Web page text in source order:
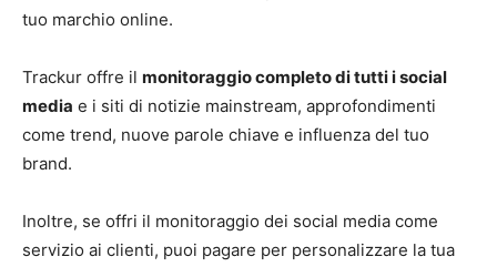
tuo marchio online.
Trackur offre il monitoraggio completo di tutti i social
media e i siti di notizie mainstream, approfondimenti
come trend, nuove parole chiave e influenza del tuo
brand.
Inoltre, se offri il monitoraggio dei social media come
servizio ai clienti, puoi pagare per personalizzare la tua